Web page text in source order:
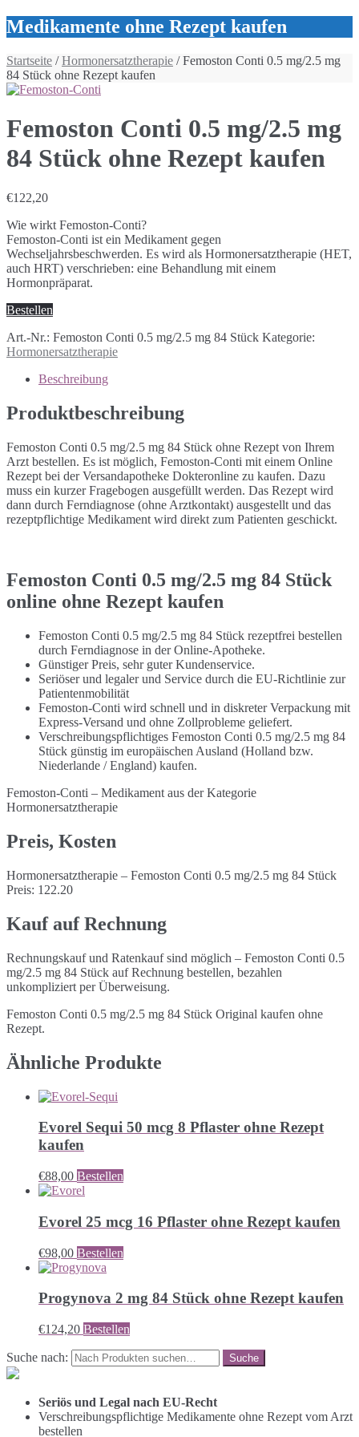
Medikamente ohne Rezept kaufen
Startseite /Hormonersatztherapie / Femoston Conti 0.5 mg/2.5 mg
84 Stück ohne Rezept kaufen
Femoston Conti 0.5 mg/2.5 mg
84 Stück ohne Rezept kaufen
€122,20
Wie wirkt Femoston-Conti?
Femoston-Conti ist ein Medikament gegen
Wechseljahrsbeschwerden. Es wird als Hormonersatztherapie (HET,
auch HRT) verschrieben: eine Behandlung mit einem
Hormonpräparat.
Bestellen
Art.-Nr.: Femoston Conti 0.5 mg/2.5 mg 84 Stück Kategorie:
Hormonersatztherapie
Beschreibung
Produktbeschreibung
Femoston Conti 0.5 mg/2.5 mg 84 Stück ohne Rezept von Ihrem
Arzt bestellen. Es ist möglich, Femoston-Conti mit einem Online
Rezept bei der Versandapotheke Dokteronline zu kaufen. Dazu
muss ein kurzer Fragebogen ausgefüllt werden. Das Rezept wird
dann durch Ferndiagnose (ohne Arztkontakt) ausgestellt und das
rezeptpflichtige Medikament wird direkt zum Patienten geschickt.
Femoston Conti 0.5 mg/2.5 mg 84 Stück
online ohne Rezept kaufen
Femoston Conti 0.5 mg/2.5 mg 84 Stück rezeptfrei bestellen
durch Ferndiagnose in der Online-Apotheke.
Günstiger Preis, sehr guter Kundenservice.
Seriöser und legaler und Service durch die EU-Richtlinie zur
Patientenmobilität
Femoston-Conti wird schnell und in diskreter Verpackung mit
Express-Versand und ohne Zollprobleme geliefert.
Verschreibungspflichtiges Femoston Conti 0.5 mg/2.5 mg 84
Stück günstig im europäischen Ausland (Holland bzw.
Niederlande / England) kaufen.
Femoston-Conti – Medikament aus der Kategorie
Hormonersatztherapie
Preis, Kosten
Hormonersatztherapie – Femoston Conti 0.5 mg/2.5 mg 84 Stück
Preis: 122.20
Kauf auf Rechnung
Rechnungskauf und Ratenkauf sind möglich – Femoston Conti 0.5
mg/2.5 mg 84 Stück auf Rechnung bestellen, bezahlen
unkompliziert per Überweisung.
Femoston Conti 0.5 mg/2.5 mg 84 Stück Original kaufen ohne
Rezept.
Ähnliche Produkte
Evorel Sequi 50 mcg 8 Pflaster ohne Rezept
kaufen
€88,00 Bestellen
Evorel 25 mcg 16 Pflaster ohne Rezept kaufen
€98,00 Bestellen
Progynova 2 mg 84 Stück ohne Rezept kaufen
€124,20 Bestellen
Suche nach:
Seriös und Legal nach EU-Recht
Verschreibungspflichtige Medikamente ohne Rezept vom Arzt
bestellen